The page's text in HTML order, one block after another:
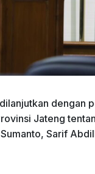
dengan
Jateng
Sarif